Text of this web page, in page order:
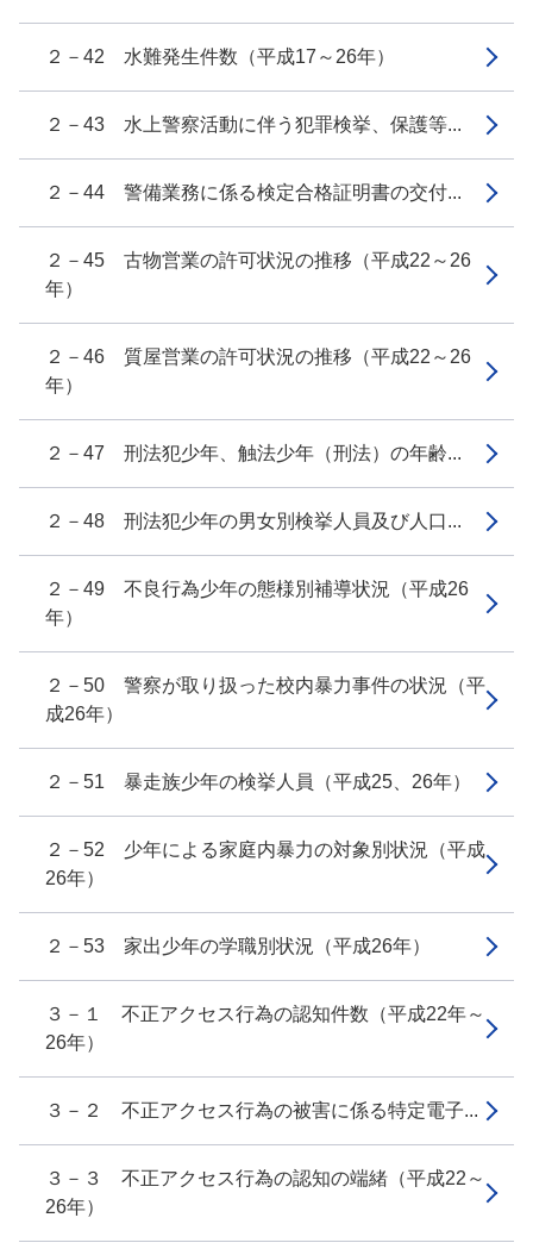
２－42 水難発生件数（平成17～26年）
２－43 水上警察活動に伴う犯罪検挙、保護等...
２－44 警備業務に係る検定合格証明書の交付...
２－45 古物営業の許可状況の推移（平成22～26
年）
２－46 質屋営業の許可状況の推移（平成22～26
年）
２－47 刑法犯少年、触法少年（刑法）の年齢...
２－48 刑法犯少年の男女別検挙人員及び人口...
２－49 不良行為少年の態様別補導状況（平成26
年）
２－50 警察が取り扱った校内暴力事件の状況（平
成26年）
２－51 暴走族少年の検挙人員（平成25、26年）
２－52 少年による家庭内暴力の対象別状況（平成
26年）
２－53 家出少年の学職別状況（平成26年）
３－１ 不正アクセス行為の認知件数（平成22年～
26年）
３－２ 不正アクセス行為の被害に係る特定電子...
３－３ 不正アクセス行為の認知の端緒（平成22～
26年）